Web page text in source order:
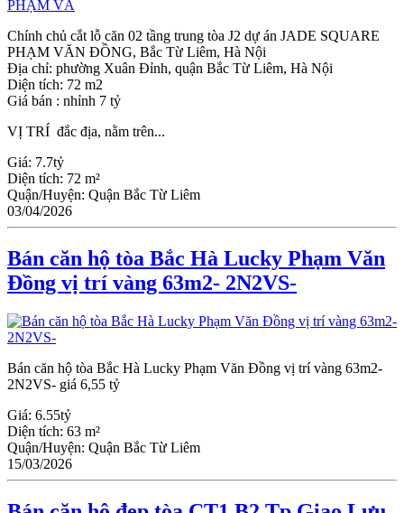
Chính chủ cắt lỗ căn 02 tầng trung tòa J2 dự án JADE SQUARE
PHẠM VĂN ĐỒNG, Bắc Từ Liêm, Hà Nội
Địa chỉ: phường Xuân Đỉnh, quận Bắc Từ Liêm, Hà Nội
Diện tích: 72 m2
Giá bán : nhỉnh 7 tỷ
VỊ TRÍ đắc địa, nằm trên...
Giá: 7.7tỷ
Diện tích: 72 m²
Quận/Huyện: Quận Bắc Từ Liêm
03/04/2026
Bán căn hộ tòa Bắc Hà Lucky Phạm Văn
Đồng vị trí vàng 63m2- 2N2VS-
Bán căn hộ tòa Bắc Hà Lucky Phạm Văn Đồng vị trí vàng 63m2-
2N2VS- giá 6,55 tỷ
Giá: 6.55tỷ
Diện tích: 63 m²
Quận/Huyện: Quận Bắc Từ Liêm
15/03/2026